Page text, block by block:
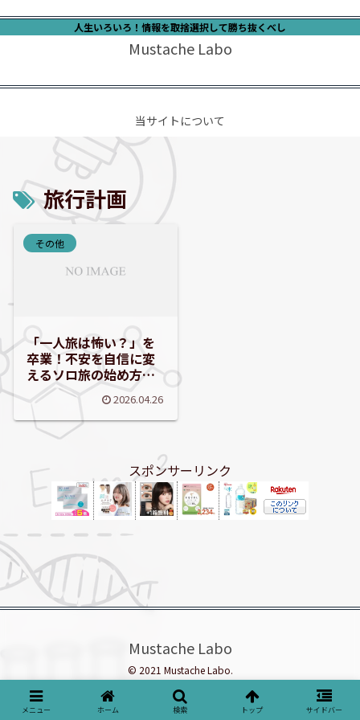
人生いろいろ！情報を取捨選択して勝ち抜くべし
Mustache Labo
当サイトについて
旅行計画
その他
「一人旅は怖い？」を
卒業！不安を自信に変
えるソロ旅の始め方と
魅力を徹底解説 2026.04.26
スポンサーリンク
Mustache Labo
© 2021 Mustache Labo.
メニュー ホーム 検索 トップ サイドバー